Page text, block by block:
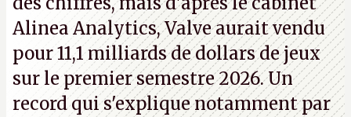
Alinea Analytics, Valve aurait vendu
pour 11,1 milliards de dollars de jeux
sur le premier semestre 2026. Un
record qui s'explique notamment par